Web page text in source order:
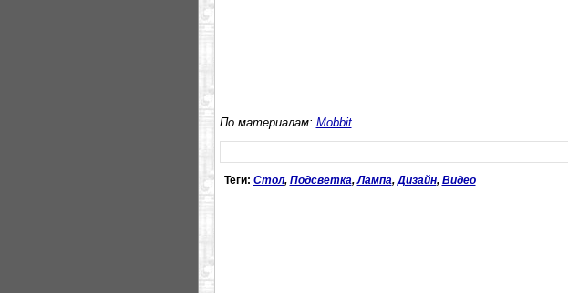
По материалам: Mobbit
Теги: Стол, Подсветка,Лампа, Дизайн, Видео